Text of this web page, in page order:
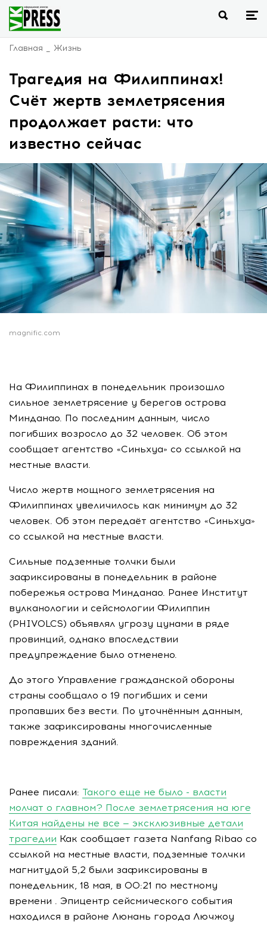
Главная Жизнь
Трагедия на Филиппинах!
Счёт жертв землетрясения
продолжает расти: что
известно сейчас
magnific.com
На Филиппинах в понедельник произошло
сильное землетрясение у берегов острова
Минданао. По последним данным, число
погибших возросло до 32 человек. Об этом
сообщает агентство «Синьхуа» со ссылкой на
местные власти.
Число жертв мощного землетрясения на
Филиппинах увеличилось как минимум до 32
человек. Об этом передаёт агентство «Синьхуа»
со ссылкой на местные власти.
Сильные подземные толчки были
зафиксированы в понедельник в районе
побережья острова Минданао. Ранее Институт
вулканологии и сейсмологии Филиппин
(PHIVOLCS) объявлял угрозу цунами в ряде
провинций, однако впоследствии
предупреждение было отменено.
До этого Управление гражданской обороны
страны сообщало о 19 погибших и семи
пропавших без вести. По уточнённым данным,
также зафиксированы многочисленные
повреждения зданий.
Ранее писали: Такого еще не было - власти
молчат о главном? После землетрясения на юге
Китая найдены не все — эксклюзивные детали
трагедии Как сообщает газета Nanfang Ribao со
ссылкой на местные власти, подземные толчки
магнитудой 5,2 были зафиксированы в
понедельник, 18 мая, в 00:21 по местному
времени . Эпицентр сейсмического события
находился в районе Люнань города Лючжоу